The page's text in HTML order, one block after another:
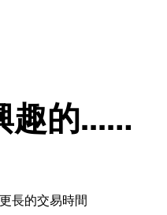
趣的...…
長的交易時間